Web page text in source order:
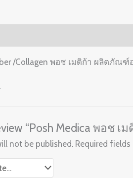
/Collagen พอช เมดิก้า ผลิตภัณฑ์
“Posh Medica พอช เ
not be published. Required